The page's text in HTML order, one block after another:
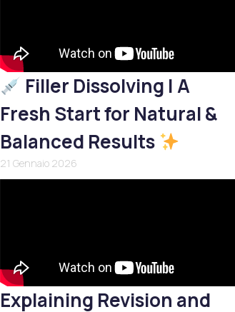
Filler Dissolving | A
Fresh Start for Natural &
Balanced Results
21 Gennaio 2026
Explaining Revision and